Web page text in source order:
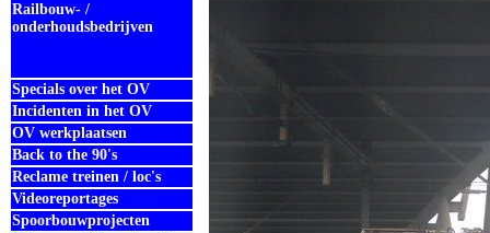
Railbouw- /
onderhoudsbedrijven
Specials over het OV
Incidenten in het OV
OV werkplaatsen
Back to the 90's
Reclame treinen / loc's
Videoreportages
Spoorbouwprojecten